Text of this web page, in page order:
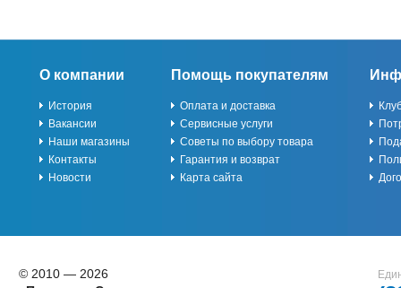
О компании
История
Вакансии
Наши магазины
Контакты
Новости
Помощь покупателям
Оплата и доставка
Сервисные услуги
Советы по выбору товара
Гарантия и возврат
Карта сайта
© 2010 — 2026